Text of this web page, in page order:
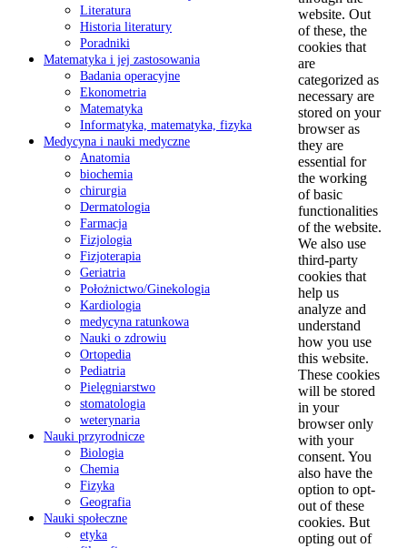
Literatura
Historia literatury
Poradniki
Matematyka i jej zastosowania
Badania operacyjne
Ekonometria
Matematyka
Informatyka, matematyka, fizyka
Medycyna i nauki medyczne
Anatomia
biochemia
chirurgia
Dermatologia
Farmacja
Fizjologia
Fizjoterapia
Geriatria
Położnictwo/Ginekologia
Kardiologia
medycyna ratunkowa
Nauki o zdrowiu
Ortopedia
Pediatria
Pielęgniarstwo
stomatologia
weterynaria
Nauki przyrodnicze
Biologia
Chemia
Fizyka
Geografia
Nauki społeczne
etyka
website. Out
of these, the
cookies that
are
categorized as
necessary are
stored on your
browser as
they are
essential for
the working
of basic
functionalities
of the website.
We also use
third-party
cookies that
help us
analyze and
understand
how you use
this website.
These cookies
will be stored
in your
browser only
with your
consent. You
also have the
option to opt-
out of these
cookies. But
opting out of